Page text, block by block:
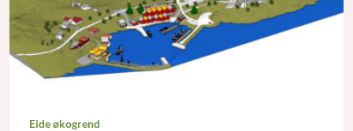
Eide økogrend